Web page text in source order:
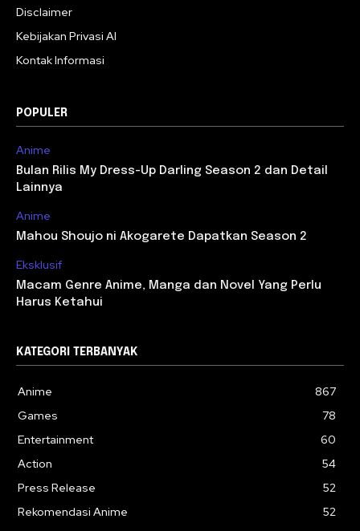
Disclaimer
Kebijakan Privasi AI
Kontak Informasi
POPULER
Anime
Bulan Rilis My Dress-Up Darling Season 2 dan Detail
Lainnya
Anime
Mahou Shoujo ni Akogarete Dapatkan Season 2
Eksklusif
Macam Genre Anime, Manga dan Novel Yang Perlu
Harus Ketahui
KATEGORI TERBANYAK
Anime
867
Games
78
Entertainment
60
Action
54
Press Release
52
Rekomendasi Anime
52